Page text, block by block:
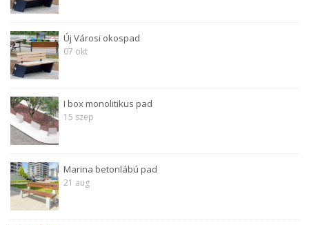
Új Városi okospad
07 okt
I box monolitikus pad
15 szep
Marina betonlábú pad
21 aug